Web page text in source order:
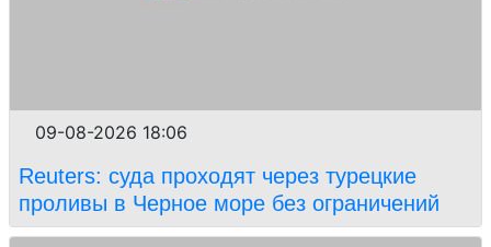
09-08-2026 18:06
Reuters: суда проходят через турецкие
проливы в Черное море без ограничений